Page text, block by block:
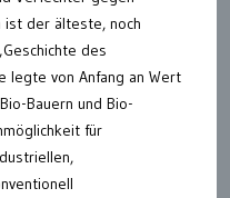
ist der älteste, noch
des
legte von Anfang an Wert
Bauern und Bio-
für